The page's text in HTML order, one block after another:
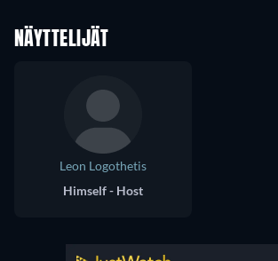
NÄYTTELIJÄT
Leon Logothetis
Himself - Host